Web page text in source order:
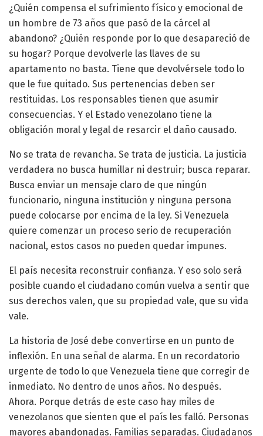
¿Quién compensa el sufrimiento físico y emocional de
un hombre de 73 años que pasó de la cárcel al
abandono? ¿Quién responde por lo que desapareció de
su hogar? Porque devolverle las llaves de su
apartamento no basta. Tiene que devolvérsele todo lo
que le fue quitado. Sus pertenencias deben ser
restituidas. Los responsables tienen que asumir
consecuencias. Y el Estado venezolano tiene la
obligación moral y legal de resarcir el daño causado.
No se trata de revancha. Se trata de justicia. La justicia
verdadera no busca humillar ni destruir; busca reparar.
Busca enviar un mensaje claro de que ningún
funcionario, ninguna institución y ninguna persona
puede colocarse por encima de la ley. Si Venezuela
quiere comenzar un proceso serio de recuperación
nacional, estos casos no pueden quedar impunes.
El país necesita reconstruir confianza. Y eso solo será
posible cuando el ciudadano común vuelva a sentir que
sus derechos valen, que su propiedad vale, que su vida
vale.
La historia de José debe convertirse en un punto de
inflexión. En una señal de alarma. En un recordatorio
urgente de todo lo que Venezuela tiene que corregir de
inmediato. No dentro de unos años. No después.
Ahora. Porque detrás de este caso hay miles de
venezolanos que sienten que el país les falló. Personas
mayores abandonadas. Familias separadas. Ciudadanos